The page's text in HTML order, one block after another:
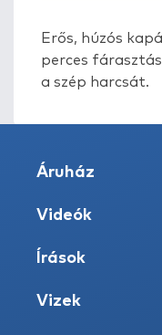
Erős, húzós
perces
a szép harcsát.
Áruház
Videók
Írások
Vizek